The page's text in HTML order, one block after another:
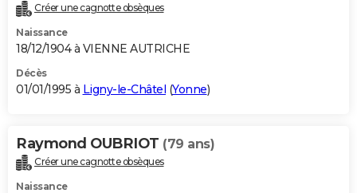
Créer une cagnotte obsèques
Naissance
18/12/1904 à VIENNE AUTRICHE
Décès
01/01/1995 à Ligny-le-Châtel (Yonne)
Raymond OUBRIOT (79 ans)
Créer une cagnotte obsèques
Naissance